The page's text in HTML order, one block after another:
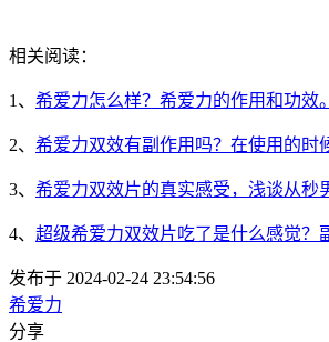
相关阅读：
1、 希爱力怎么样？希爱力的作用和功效。
2、 希爱力双效有副作用吗？在使用的时
3、 希爱力双效片的真实感受，浅谈从秒
4、 超级希爱力双效片吃了是什么感觉？
发布于 2024-02-24 23:54:56
希爱力
分享